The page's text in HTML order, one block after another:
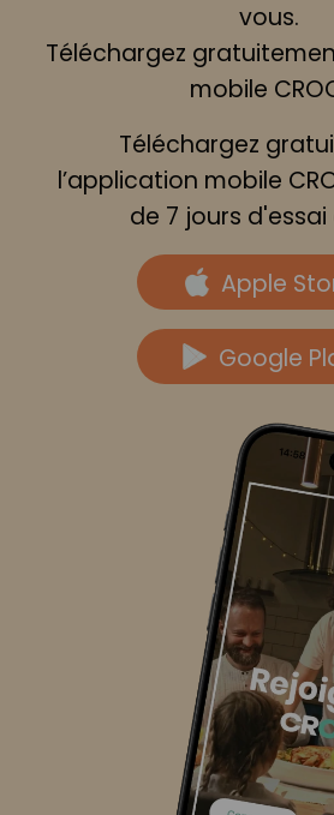
vous.
Téléchargez
mobile
Téléchargez
l’application mobile
de 7 jours
Apple
Google